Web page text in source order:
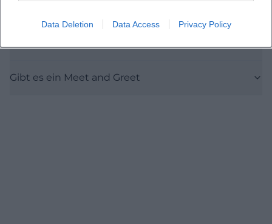
Data Deletion Data Access Privacy Policy
Gibt es ein Meet and Greet